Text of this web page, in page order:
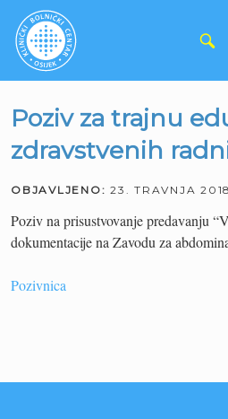
Poziv za trajnu
zdravstvenih
OBJAVLJENO: 23. TRAVNJA
Poziv na prisustvovanje predavanju
dokumentacije na Zavodu za
Pozivnica